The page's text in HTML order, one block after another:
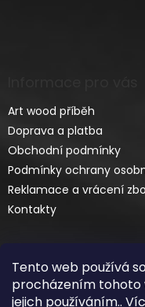
Tento web používá
procházením tohoto
jejich používáním..
Art wood příběh
Doprava a platba
Obchodní podmínky
Podmínky ochrany
Reklamace a vrácení
Kontakty